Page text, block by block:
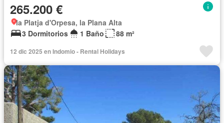
265.200 €
la Platja d'Orpesa, la Plana Alta
3 Dormitorios
1 Baño 88 m²
12 dic 2025 en Indomio - Rental Holidays